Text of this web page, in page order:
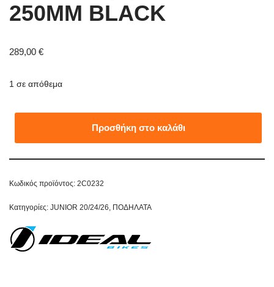
250MM BLACK
289,00 €
1 σε απόθεμα
Προσθήκη στο καλάθι
Κωδικός προϊόντος: 2C0232
Κατηγορίες: JUNIOR 20/24/26, ΠΟΔΗΛΑΤΑ